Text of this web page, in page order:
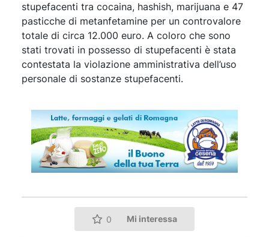
stupefacenti tra cocaina, hashish, marijuana e 47
pasticche di metanfetamine per un controvalore
totale di circa 12.000 euro. A coloro che sono
stati trovati in possesso di stupefacenti è stata
contestata la violazione amministrativa dell’uso
personale di sostanze stupefacenti.
0 Mi interessa